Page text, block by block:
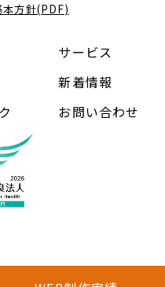
本方針(PDF)
サービス
新着情報
お問い合わせ